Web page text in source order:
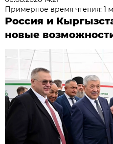
Примерное время чтения: 1
Россия и
новые